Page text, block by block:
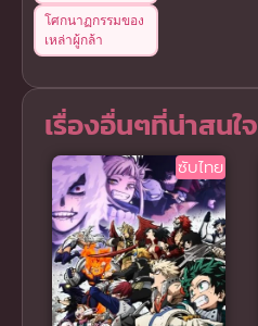
โศกนาฏกรรมของ
เหล่าผู้กล้า
เรื่องอื่นๆที่น่าสนใจ
ซับไทย